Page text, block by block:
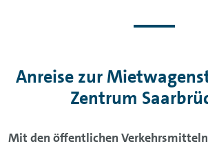
Anreise zur
Zentrum
Mit den öffentlichen Verkehrsmitteln